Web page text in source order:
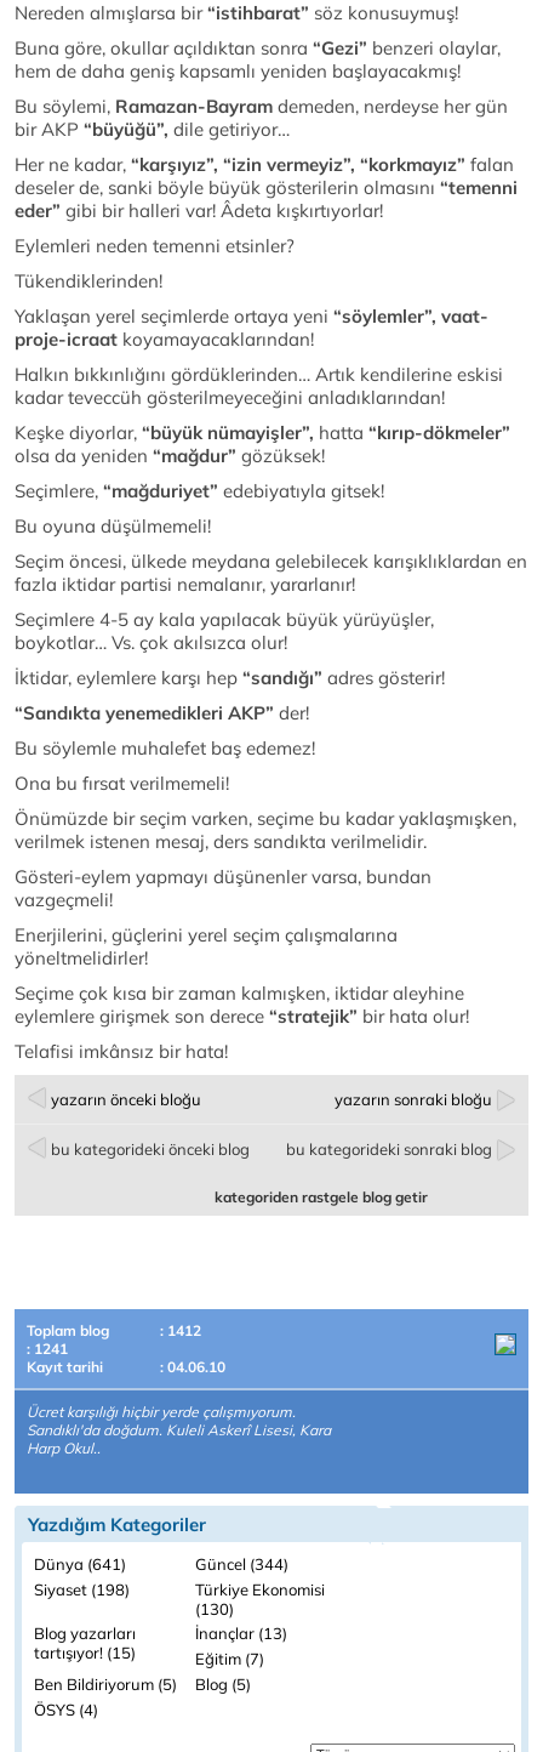
Nereden almışlarsa bir“istihbarat” söz konusuymuş!
Buna göre, okullar açıldıktan sonra “Gezi” benzeri olaylar,
hem de daha geniş kapsamlı yeniden başlayacakmış!
Bu söylemi, Ramazan-Bayram demeden, nerdeyse her gün
bir AKP “büyüğü”, dile getiriyor…
Her ne kadar, “karşıyız”, “izin vermeyiz”, “korkmayız” falan
deseler de, sanki böyle büyük gösterilerin olmasını “temenni
eder” gibi bir halleri var! Âdeta kışkırtıyorlar!
Eylemleri neden temenni etsinler?
Tükendiklerinden!
Yaklaşan yerel seçimlerde ortaya yeni “söylemler”, vaat-
proje-icraat koyamayacaklarından!
Halkın bıkkınlığını gördüklerinden… Artık kendilerine eskisi
kadar teveccüh gösterilmeyeceğini anladıklarından!
Keşke diyorlar, “büyük nümayişler”, hatta “kırıp-dökmeler”
olsa da yeniden “mağdur” gözüksek!
Seçimlere, “mağduriyet” edebiyatıyla gitsek!
Bu oyuna düşülmemeli!
Seçim öncesi, ülkede meydana gelebilecek karışıklıklardan en
fazla iktidar partisi nemalanır, yararlanır!
Seçimlere 4-5 ay kala yapılacak büyük yürüyüşler,
boykotlar… Vs. çok akılsızca olur!
İktidar, eylemlere karşı hep “sandığı” adres gösterir!
“Sandıkta yenemedikleri AKP” der!
Bu söylemle muhalefet baş edemez!
Ona bu fırsat verilmemeli!
Önümüzde bir seçim varken, seçime bu kadar yaklaşmışken,
verilmek istenen mesaj, ders sandıkta verilmelidir.
Gösteri-eylem yapmayı düşünenler varsa, bundan
vazgeçmeli!
Enerjilerini, güçlerini yerel seçim çalışmalarına
yöneltmelidirler!
Seçime çok kısa bir zaman kalmışken, iktidar aleyhine
eylemlere girişmek son derece “stratejik” bir hata olur!
Telafisi imkânsız bir hata!
yazarın önceki bloğu yazarın sonraki bloğu
bu kategorideki önceki blog bu kategorideki sonraki blog
kategoriden rastgele blog getir
Toplam blog
: 1412
: 1241
Kayıt tarihi
: 04.06.10
Ücret karşılığı hiçbir yerde çalışmıyorum.
Sandıklı'da doğdum. Kuleli Askerî Lisesi, Kara
Harp Okul..
Yazdığım Kategoriler
Dünya (641)
Güncel (344)
Siyaset (198)
Türkiye Ekonomisi
(130)
Blog yazarları
tartışıyor! (15)
İnançlar (13)
Eğitim (7)
Ben Bildiriyorum (5)
Blog (5)
ÖSYS (4)